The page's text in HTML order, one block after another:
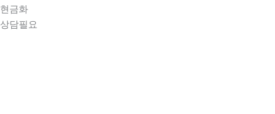
현금화
상담필요